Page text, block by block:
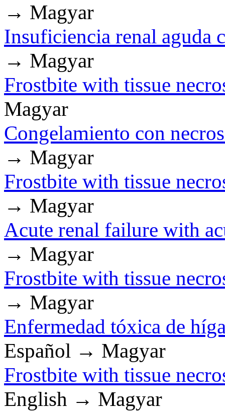
→ Magyar
Insuficiencia renal aguda
→ Magyar
Frostbite with tissue
Magyar
Congelamiento con
→ Magyar
Frostbite with tissue
→ Magyar
Acute renal failure with
→ Magyar
Frostbite with tissue
→ Magyar
Enfermedad tóxica de
Español → Magyar
Frostbite with tissue
English → Magyar